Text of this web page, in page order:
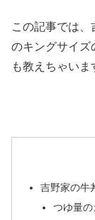
この記事では
のキングサイズ
も教えちゃいま
吉野家の牛
つゆ量